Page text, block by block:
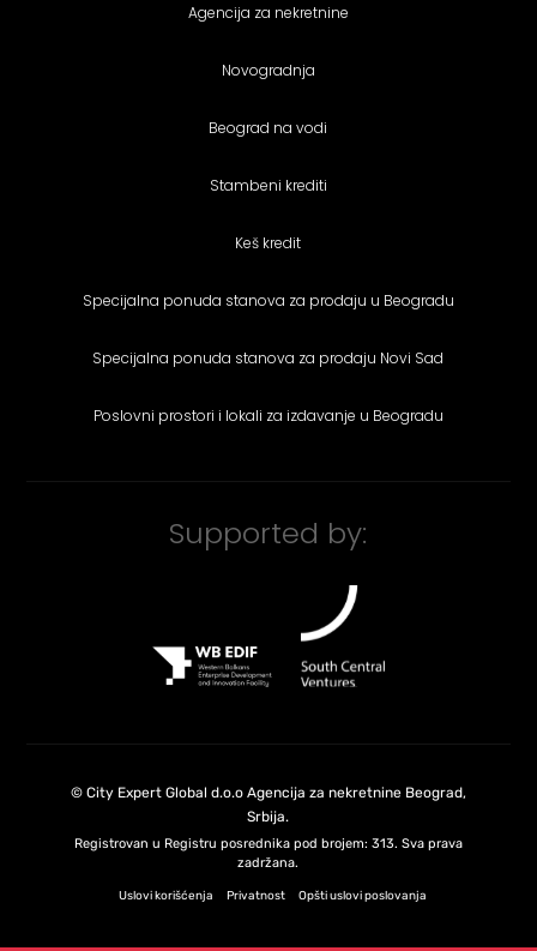
Agencija za nekretnine
Novogradnja
Beograd na vodi
Stambeni krediti
Keš kredit
Specijalna ponuda stanova za prodaju u Beogradu
Specijalna ponuda stanova za prodaju Novi Sad
Poslovni prostori i lokali za izdavanje u Beogradu
Supported by:
© City Expert Global d.o.o Agencija za nekretnine Beograd,
Srbija.
Registrovan u Registru posrednika pod brojem: 313. Sva prava
zadržana.
Uslovi korišćenja Privatnost Opšti uslovi poslovanja